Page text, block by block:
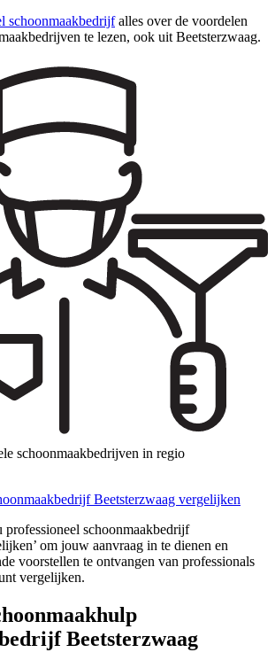
schoonmaakbedrijfalles over de voordelen
te lezen, ook uit Beetsterzwaag.
schoonmaakbedrijven in regio
Beetsterzwaag vergelijken
schoonmaakbedrijf
om jouw aanvraag in te dienen en
voorstellen te ontvangen van professionals
vergelijken.
Beetsterzwaag